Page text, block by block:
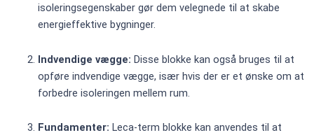
isoleringsegenskaber gør dem velegnede til at skabe
energieffektive bygninger.
Indvendige vægge: Disse blokke kan også bruges til at
opføre indvendige vægge, især hvis der er et ønske om at
forbedre isoleringen mellem rum.
Fundamenter: Leca-term blokke kan anvendes til at